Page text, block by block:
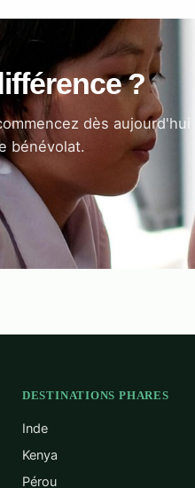
?
dès aujourd'hui à
bénévolat.
DESTINATIONS PHARES
Inde
Kenya
Pérou